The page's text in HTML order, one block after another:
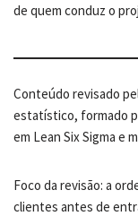
de quem conduz o
Conteúdo revisado
estatístico, formado
em Lean Six Sigma e
Foco da revisão: a
clientes antes de